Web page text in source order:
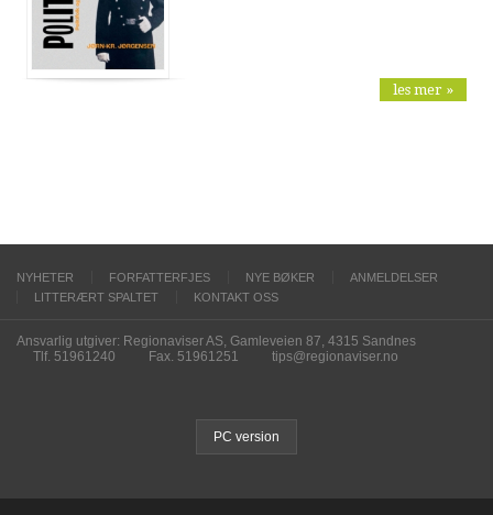
les mer »
NYHETER FORFATTERFJES NYE BØKER
ANMELDELSER
LITTERÆRT SPALTET
KONTAKT OSS
Ansvarlig utgiver: Regionaviser AS, Gamleveien 87, 4315 Sandnes
Tlf. 51961240
Fax. 51961251 tips@regionaviser.no
PC version